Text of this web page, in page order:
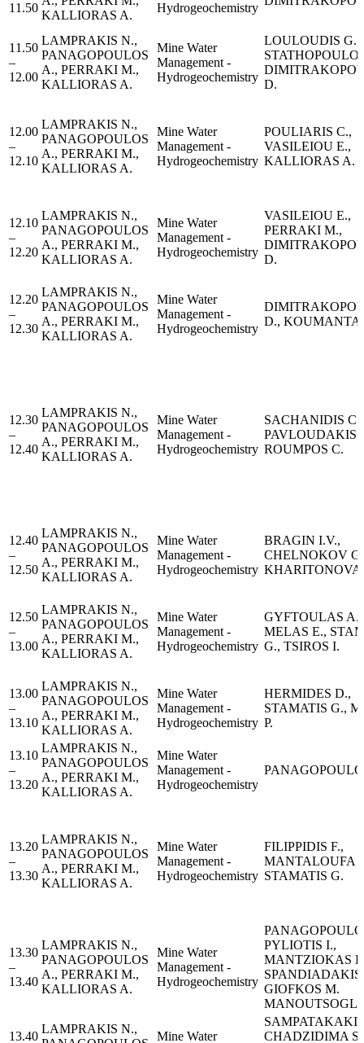
11.50
KALLIORAS A.
Hydrogeochemistry
11.50
–
12.00
LAMPRAKIS N.,
PANAGOPOULOS
A., PERRAKI M.,
KALLIORAS A.
Μine Water
Management -
Hydrogeochemistry
LOULOUDIS G.,
D.
12.00
–
12.10
LAMPRAKIS N.,
PANAGOPOULOS
A., PERRAKI M.,
KALLIORAS A.
Μine Water
Management -
Hydrogeochemistry
POULIARIS C.,
VASILEIOU E.,
KALLIORAS A.
12.10
–
12.20
LAMPRAKIS N.,
PANAGOPOULOS
A., PERRAKI M.,
KALLIORAS A.
Μine Water
Management -
Hydrogeochemistry
VASILEIOU E.,
PERRAKI M.,
D.
12.20
–
12.30
LAMPRAKIS N.,
PANAGOPOULOS
A., PERRAKI M.,
KALLIORAS A.
Μine Water
Management -
Hydrogeochemistry
D.,
12.30
–
12.40
LAMPRAKIS N.,
PANAGOPOULOS
A., PERRAKI M.,
KALLIORAS A.
Μine Water
Management -
Hydrogeochemistry
SACHANIDIS C.,
PAVLOUDAKIS
ROUMPOS C.
12.40
–
12.50
LAMPRAKIS N.,
PANAGOPOULOS
A., PERRAKI M.,
KALLIORAS A.
Μine Water
Management -
Hydrogeochemistry
BRAGIN I.V.,
CHELNOKOV
KHARITONOVA
12.50
–
13.00
LAMPRAKIS N.,
PANAGOPOULOS
A., PERRAKI M.,
KALLIORAS A.
Μine Water
Management -
Hydrogeochemistry
GYFTOULAS A.,
MELAS E.,
G., TSIROS I.
13.00
–
13.10
LAMPRAKIS N.,
PANAGOPOULOS
A., PERRAKI M.,
KALLIORAS A.
Μine Water
Management -
Hydrogeochemistry
HERMIDES D.,
STAMATIS G.,
P.
13.10
–
13.20
LAMPRAKIS N.,
PANAGOPOULOS
A., PERRAKI M.,
KALLIORAS A.
Μine Water
Management -
Hydrogeochemistry
13.20
–
13.30
LAMPRAKIS N.,
PANAGOPOULOS
A., PERRAKI M.,
KALLIORAS A.
Μine Water
Management -
Hydrogeochemistry
FILIPPIDIS F.,
MANTALOUFA
STAMATIS G.
13.30
–
13.40
LAMPRAKIS N.,
PANAGOPOULOS
A., PERRAKI M.,
KALLIORAS A.
Μine Water
Management -
Hydrogeochemistry
PYLIOTIS I.,
MANTZIOKAS
SPANDIADAKIS
GIOFKOS M.
13.40
LAMPRAKIS N.,
Μine Water
SAMPATAKAKIS
CHADZIDIMA